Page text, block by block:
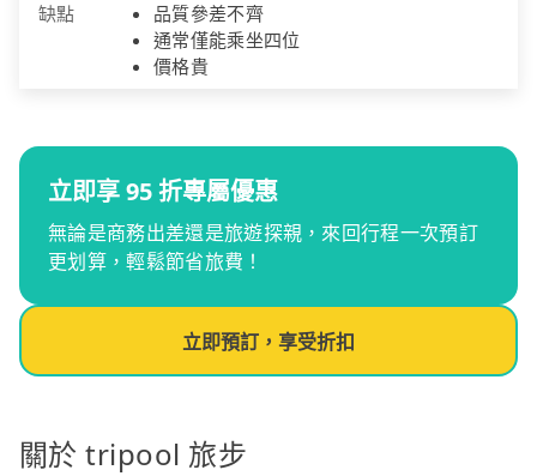
缺點
品質參差不齊
通常僅能乘坐四位
價格貴
立即享 95 折專屬優惠
無論是商務出差還是旅遊探親，來回行程一次預訂
更划算，輕鬆節省旅費！
立即預訂，享受折扣
關於 tripool 旅步